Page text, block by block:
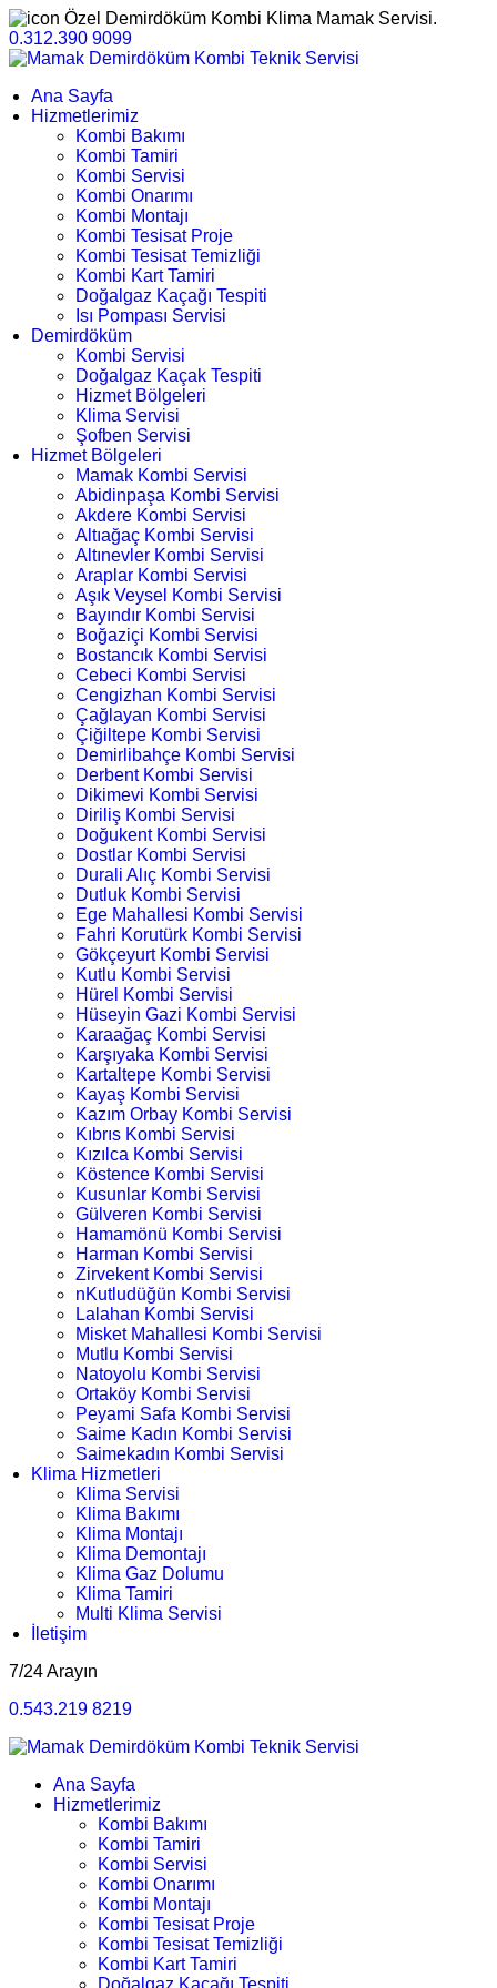
Özel Demirdöküm Kombi Klima Mamak Servisi.
0.312.390 9099
Ana Sayfa
Hizmetlerimiz
Kombi Bakımı
Kombi Tamiri
Kombi Servisi
Kombi Onarımı
Kombi Montajı
Kombi Tesisat Proje
Kombi Tesisat Temizliği
Kombi Kart Tamiri
Doğalgaz Kaçağı Tespiti
Isı Pompası Servisi
Demirdöküm
Kombi Servisi
Doğalgaz Kaçak Tespiti
Hizmet Bölgeleri
Klima Servisi
Şofben Servisi
Hizmet Bölgeleri
Mamak Kombi Servisi
Abidinpaşa Kombi Servisi
Akdere Kombi Servisi
Altıağaç Kombi Servisi
Altınevler Kombi Servisi
Araplar Kombi Servisi
Aşık Veysel Kombi Servisi
Bayındır Kombi Servisi
Boğaziçi Kombi Servisi
Bostancık Kombi Servisi
Cebeci Kombi Servisi
Cengizhan Kombi Servisi
Çağlayan Kombi Servisi
Çiğiltepe Kombi Servisi
Demirlibahçe Kombi Servisi
Derbent Kombi Servisi
Dikimevi Kombi Servisi
Diriliş Kombi Servisi
Doğukent Kombi Servisi
Dostlar Kombi Servisi
Durali Alıç Kombi Servisi
Dutluk Kombi Servisi
Ege Mahallesi Kombi Servisi
Fahri Korutürk Kombi Servisi
Gökçeyurt Kombi Servisi
Kutlu Kombi Servisi
Hürel Kombi Servisi
Hüseyin Gazi Kombi Servisi
Karaağaç Kombi Servisi
Karşıyaka Kombi Servisi
Kartaltepe Kombi Servisi
Kayaş Kombi Servisi
Kazım Orbay Kombi Servisi
Kıbrıs Kombi Servisi
Kızılca Kombi Servisi
Köstence Kombi Servisi
Kusunlar Kombi Servisi
Gülveren Kombi Servisi
Hamamönü Kombi Servisi
Harman Kombi Servisi
Zirvekent Kombi Servisi
nKutludüğün Kombi Servisi
Lalahan Kombi Servisi
Misket Mahallesi Kombi Servisi
Mutlu Kombi Servisi
Natoyolu Kombi Servisi
Ortaköy Kombi Servisi
Peyami Safa Kombi Servisi
Saime Kadın Kombi Servisi
Saimekadın Kombi Servisi
Klima Hizmetleri
Klima Servisi
Klima Bakımı
Klima Montajı
Klima Demontajı
Klima Gaz Dolumu
Klima Tamiri
Multi Klima Servisi
İletişim
7/24 Arayın
0.543.219 8219
Ana Sayfa
Hizmetlerimiz
Kombi Bakımı
Kombi Tamiri
Kombi Servisi
Kombi Onarımı
Kombi Montajı
Kombi Tesisat Proje
Kombi Tesisat Temizliği
Kombi Kart Tamiri
Doğalgaz Kaçağı Tespiti